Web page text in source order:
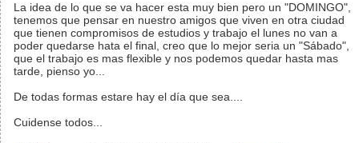
La idea de lo que se va hacer esta muy bien pero un "DOMINGO",
tenemos que pensar en nuestro amigos que viven en otra ciudad
que tienen compromisos de estudios y trabajo el lunes no van a
poder quedarse hata el final, creo que lo mejor seria un "Sábado",
que el trabajo es mas flexible y nos podemos quedar hasta mas
tarde, pienso yo...
De todas formas estare hay el día que sea....
Cuidense todos...